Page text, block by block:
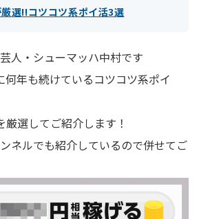
選!!コツコツ系ポイ活3選
人・シューマッハ中村です
何年も続けているコツコツ系ポイ
選してご紹介します！
ネルでも紹介しているので併せてご